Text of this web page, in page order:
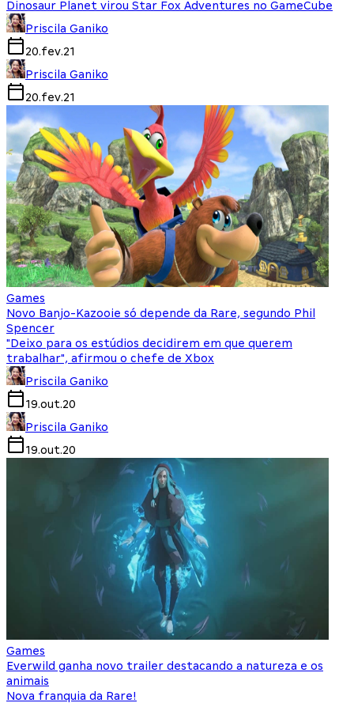
Dinosaur Planet virou Star Fox Adventures no GameCube
Priscila Ganiko
20.fev.21
Priscila Ganiko
20.fev.21
Games
Novo Banjo-Kazooie só depende da Rare, segundo Phil
Spencer
"Deixo para os estúdios decidirem em que querem
trabalhar", afirmou o chefe de Xbox
Priscila Ganiko
19.out.20
Priscila Ganiko
19.out.20
Games
Everwild ganha novo trailer destacando a natureza e os
animais
Nova franquia da Rare!